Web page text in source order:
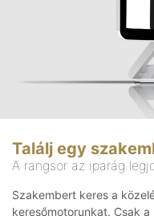
Találj egy
A rangsor az iparág
Szakembert keres a
keresőmotorunkat. Csak